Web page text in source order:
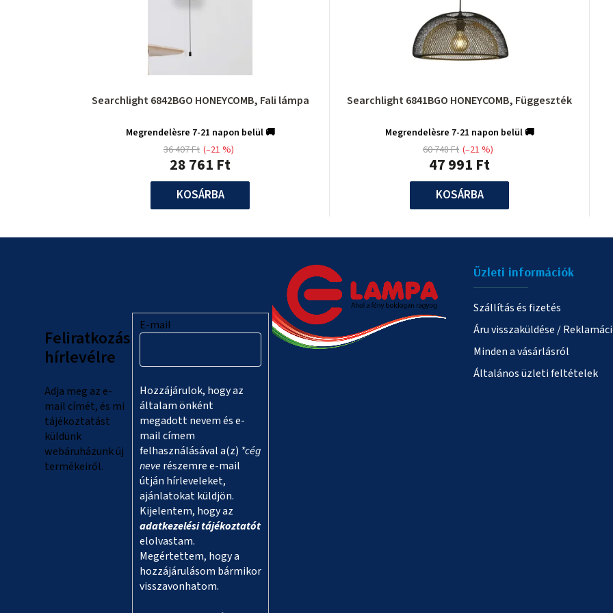
Searchlight 6842BGO HONEYCOMB, Fali lámpa
Megrendelèsre 7-21 napon belül 🚚
28 761 Ft
36 407 Ft (–21 %)
KOSÁRBA
Searchlight 6841BGO HONEYCOMB, Függeszték
Megrendelèsre 7-21 napon belül 🚚
47 991 Ft
60 748 Ft (–21 %)
KOSÁRBA
Feliratkozás
hírlevélre
Adja meg az e-
mail címét, és mi
tájékoztatást
küldünk
webáruházunk új
termékeiről.
E-mail
Hozzájárulok, hogy az
általam önként
megadott nevem és e-
mail címem
felhasználásával a(z) *cég
neverészemre e-mail
útján hírleveleket,
ajánlatokat küldjön.
Kijelentem, hogy az
adatkezelési tájékoztatót
elolvastam.
Megértettem, hogy a
hozzájárulásom bármikor
visszavonhatom.
Üzleti információk
Szállítás és fizetés
Áru visszaküldése /
Minden a vásárlásról
Általános üzleti feltételek